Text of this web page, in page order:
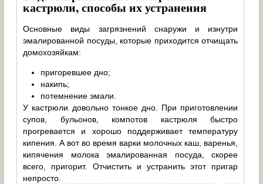
кастрюли, способы их устранения
Основные виды загрязнений снаружи и изнутри
эмалированной посуды, которые приходится отчищать
домохозяйкам:
пригоревшее дно;
накипь;
потемнение эмали.
У кастрюли довольно тонкое дно. При приготовлении
супов, бульонов, компотов кастрюля быстро
прогревается и хорошо поддерживает температуру
кипения. А вот во время варки молочных каш, варенья,
кипячения молока эмалированная посуда, скорее
всего, пригорит. Отчистить и устранить этот пригар
непросто.